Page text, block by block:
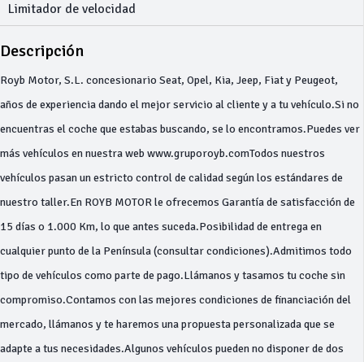
Limitador de velocidad
Descripción
Royb Motor, S.L. concesionario Seat, Opel, Kia, Jeep, Fiat y Peugeot,
años de experiencia dando el mejor servicio al cliente y a tu vehículo.Si no
encuentras el coche que estabas buscando, se lo encontramos.Puedes ver
más vehículos en nuestra web www.gruporoyb.comTodos nuestros
vehículos pasan un estricto control de calidad según los estándares de
nuestro taller.En ROYB MOTOR le ofrecemos Garantía de satisfacción de
15 días o 1.000 Km, lo que antes suceda.Posibilidad de entrega en
cualquier punto de la Península (consultar condiciones).Admitimos todo
tipo de vehículos como parte de pago.Llámanos y tasamos tu coche sin
compromiso.Contamos con las mejores condiciones de financiación del
mercado, llámanos y te haremos una propuesta personalizada que se
adapte a tus necesidades.Algunos vehículos pueden no disponer de dos